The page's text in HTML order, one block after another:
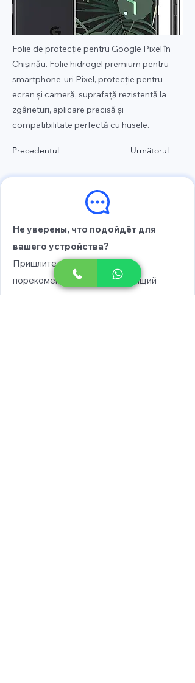
Folie de protecție pentru Google Pixel în
Chișinău. Folie hidrogel premium pentru
smartphone-uri Pixel, protecție pentru
ecran și cameră, suprafață rezistentă la
zgârieturi, aplicare precisă și
compatibilitate perfectă cu husele.
Precedentul Următorul
Не уверены, что подойдёт для
вашего устройства?
Пришлите модель, и мы
порекомендуем вам подходящий